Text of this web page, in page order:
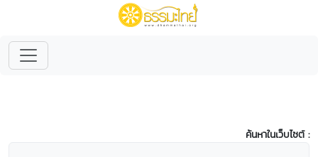
ค้นหาในเว็บไซต์ :